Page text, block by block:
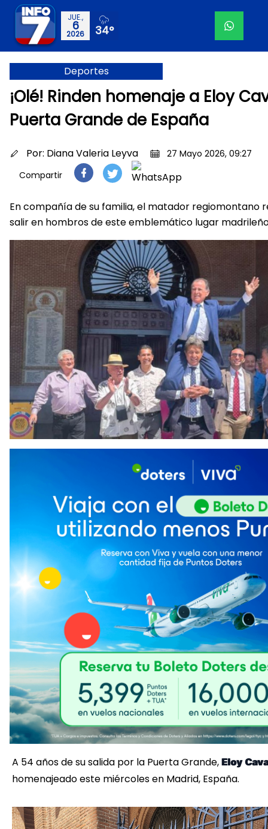
JUE.,
6
2026 34°
Deportes
¡Olé! Rinden homenaje a Eloy
Puerta Grande de España
Por: Diana Valeria Leyva
27 Mayo 2026, 09:27
Compartir
En compañía de su familia, el matador regiomontano
salir en hombros de este emblemático lugar
A 54 años de su salida por la Puerta Grande, Eloy
homenajeado este miércoles en Madrid, España.